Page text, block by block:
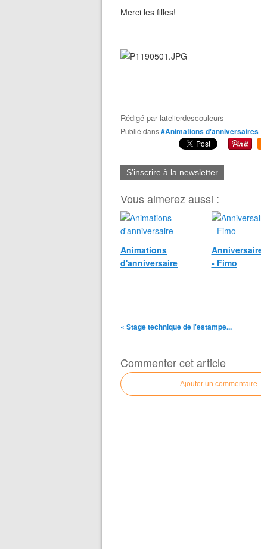
Merci les filles!
Rédigé par latelierdescouleurs
Publié dans#Animations d'anniversaires
S'inscrire à la newsletter
Vous aimerez aussi :
Animations
d'anniversaire
- Fimo
« Stage technique de l'estampe...
Commenter cet article
Ajouter un commentaire